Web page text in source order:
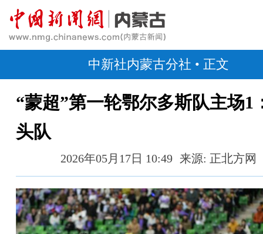
中新社内蒙古分社 • 正文
“蒙超”第一轮鄂尔多斯队主场1
头队
2026年05月17日 10:49 来源: 正北方网